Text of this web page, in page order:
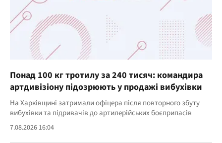
Понад 100 кг тротилу за 240 тисяч: командира
артдивізіону підозрюють у продажі вибухівки
На Харківщині затримали офіцера після повторного збуту
вибухівки та підривачів до артилерійських боєприпасів
7.08.2026 16:04